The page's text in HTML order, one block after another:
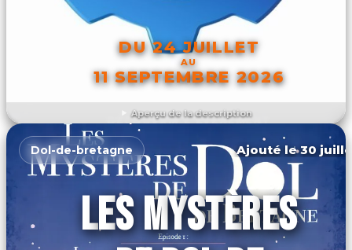
Aperçu de la description
DU 24 JUILLET
AU
11 SEPTEMBRE 2026
DÉCOUVRIR L'ÉVÉNEMENT
Dol-de-bretagne Ajouté le 30
LES MYSTÈRES